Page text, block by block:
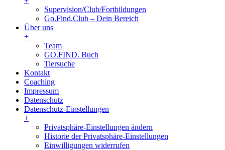
Supervision/Club/Fortbildungen
Go.Find.Club – Dein Bereich
Über uns
+
Team
GO.FIND. Buch
Tiersuche
Kontakt
Coaching
Impressum
Datenschutz
Datenschutz-Einstellungen
+
Privatsphäre-Einstellungen ändern
Historie der Privatsphäre-Einstellungen
Einwilligungen widerrufen